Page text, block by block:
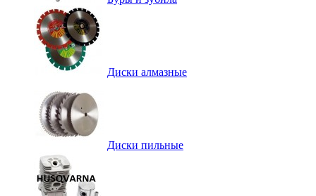
Диски алмазные
Диски пильные